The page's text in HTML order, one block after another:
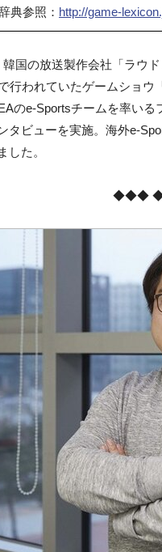
典参照： http://game-
国の放送製作会社「ラウ
行われていたゲームショ
のe-Sportsチームを率い
タビューを実施。海外e-
した。
◆◆◆